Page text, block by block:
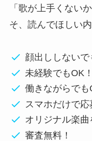
「歌が上手くない
そ、読んでほしい内
顔出ししないで
未経験でもOK！
働きながらでも
スマホだけで応
オリジナル楽曲
審査無料！